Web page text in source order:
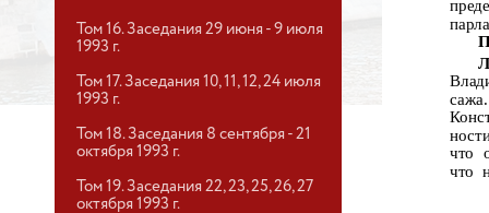
Том 16. Заседания 29 июня - 9 июля
1993 г.
Том 17. Заседания 10, 11, 12, 24 июля
1993 г.
Том 18. Заседания 8 сентября - 21
октября 1993 г.
Том 19. Заседания 22, 23, 25, 26, 27
октября 1993 г.
что
что